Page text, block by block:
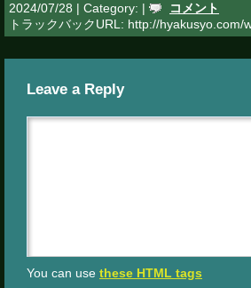
2024/07/28 | Category: |
コメント
トラックバックURL: http://
Leave a Reply
You can use these HTML tags